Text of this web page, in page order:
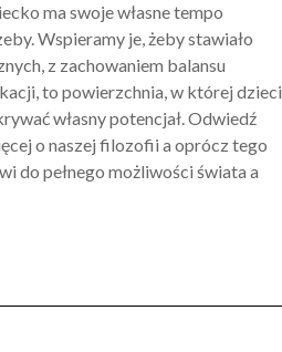
ma swoje własne tempo
Wspieramy je, żeby stawiało
z zachowaniem balansu
to powierzchnia, w której dzieci
własny potencjał. Odwiedź
o naszej filozofii a oprócz tego
do pełnego możliwości świata a